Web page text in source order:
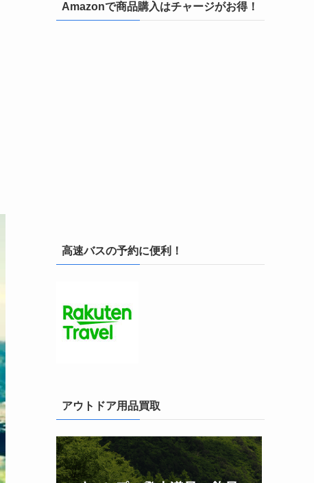
Amazonで商品購入はチャージがお得！
高速バスの予約に便利！
アウトドア用品買取